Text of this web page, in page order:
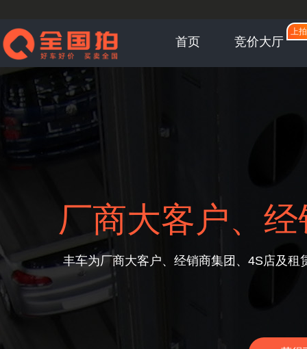
首页
上
竞价大厅
厂商大客户、
丰车为厂商大客户、经销商集团、4S店及